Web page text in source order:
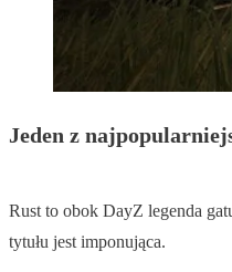
Jeden z
Rust to obok DayZ legenda
tytułu jest imponująca.